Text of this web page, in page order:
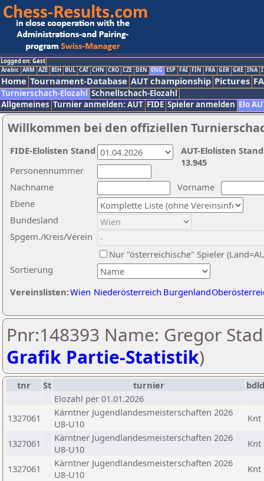
Logged on: Gast
Arabic ARM AZE BIH BUL CAT CHN CRO CZE DEN ENG ESP FAI FIN FRA GER GRE INA
Home Tournament-Database AUT championship Pictures
Turnierschach-Elozahl Schnellschach-Elozahl
Allgemeines Turnier anmelden: AUT FIDE Spieler anmelden Elo
Willkommen bei den offiziellen
Nachname
Vorname
Ebene
Sortierung
Personennummer
Bundesland
Spgem./Kreis/Verein
Nur "österreichische" Spieler
Vereinslisten:Wien Niederösterreich Burgenland
AUT-Elolisten
13.945
FIDE-Elolisten Stand
Pnr:148393 Name: Gregor
Grafik Partie-Statistik)
tnr St turnier
bdld
Elozahl per 01.01.2026
1327061
Kärntner Jugendlandesmeisterschaften 2026
U8-U10
Knt
1327061
Kärntner Jugendlandesmeisterschaften 2026
U8-U10
Knt
1327061
Kärntner Jugendlandesmeisterschaften 2026
U8-U10
Knt